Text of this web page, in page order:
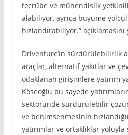
tecrübe ve mühendislik
alabiliyor, ayrıca büyüme
hızlandırabiliyor.” açıklamasını
Driventure’ın sürdürülebilirlik
araçlar, alternatif yakıtlar ve
odaklanan girişimlere yatırım
Köseoğlu bu sayede
sektöründe sürdürülebilir
ve benimsenmesinin
yatırımlar ve ortaklıklar